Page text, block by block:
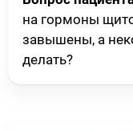
на гормоны
завышены, а
делать?